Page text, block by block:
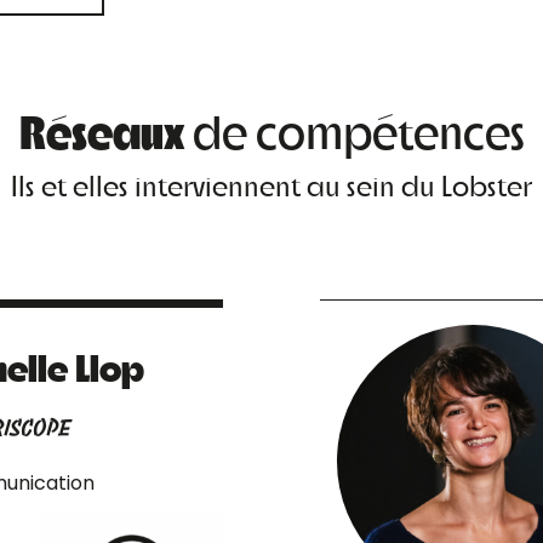
Réseauxde compétences
Ils et elles interviennent au sein du Lobster
Llop